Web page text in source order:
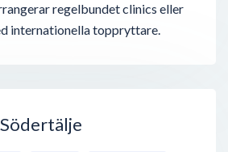
regelbundet clinics eller
internationella toppryttare.